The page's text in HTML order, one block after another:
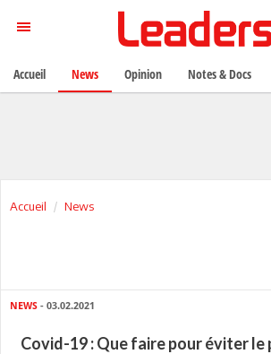
Accueil News
NEWS - 03.02.2021
Covid-19 : Que faire pour éviter le
Accueil News Opinion Notes & Docs